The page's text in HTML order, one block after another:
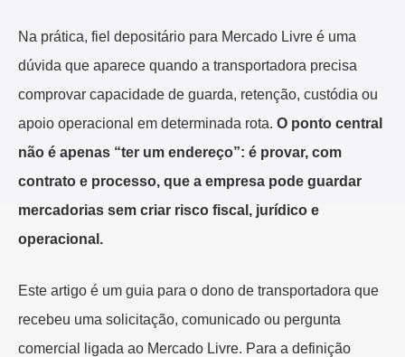
Na prática, fiel depositário para Mercado Livre é uma
dúvida que aparece quando a transportadora precisa
comprovar capacidade de guarda, retenção, custódia ou
apoio operacional em determinada rota. O ponto central
não é apenas “ter um endereço”: é provar, com
contrato e processo, que a empresa pode guardar
mercadorias sem criar risco fiscal, jurídico e
operacional.
Este artigo é um guia para o dono de transportadora que
recebeu uma solicitação, comunicado ou pergunta
comercial ligada ao Mercado Livre. Para a definição